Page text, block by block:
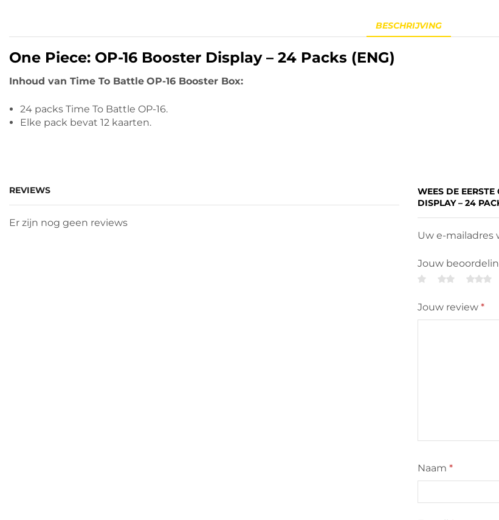
BESCHRIJVING
One Piece: OP-16 Booster Display – 24 Packs (ENG)
Inhoud van Time To Battle OP-16 Booster Box:
24 packs Time To Battle OP-16.
Elke pack bevat 12 kaarten.
REVIEWS
Er zijn nog geen reviews
WEES DE
DISPLAY – 24
Uw e-mailadres
Jouw
Jouw review *
Naam *